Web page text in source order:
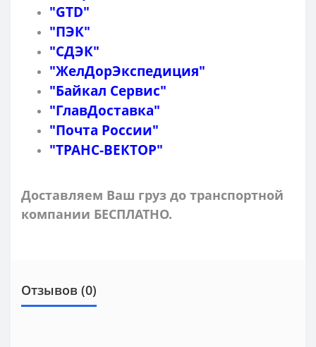
"GTD"
"ПЭК"
"СДЭК"
"ЖелДорЭкспедиция"
"Байкал Сервис"
"ГлавДоставка"
"Почта России"
"ТРАНС-ВЕКТОР"
Доставляем Ваш груз до транспортной
компании БЕСПЛАТНО.
Отзывов (0)